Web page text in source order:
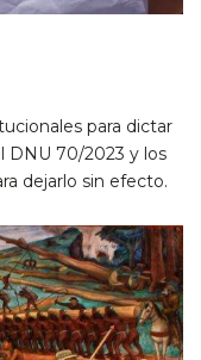
para dictar
DNU 70/2023 y los
dejarlo sin efecto.